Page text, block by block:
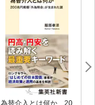
為替介入とは何か 20